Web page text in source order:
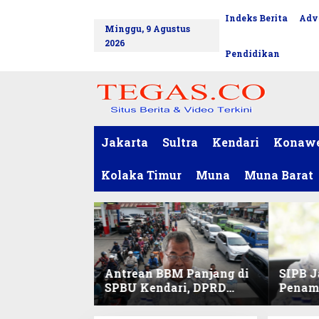
Minggu, 9 Agustus
2026
Indeks Berita
Pendidikan
Jakarta Sultra Kendari
Kolaka Timur Muna Muna Barat
Antrean BBM Panjang di
SPBU Kendari, DPRD
Sultra Duga Sistem
SIPB